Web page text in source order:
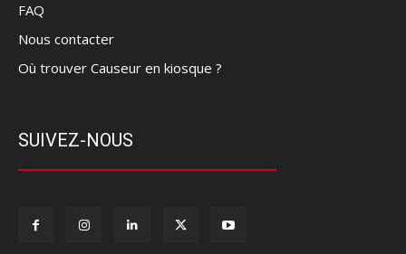
FAQ
Nous contacter
Où trouver Causeur en kiosque ?
SUIVEZ-NOUS